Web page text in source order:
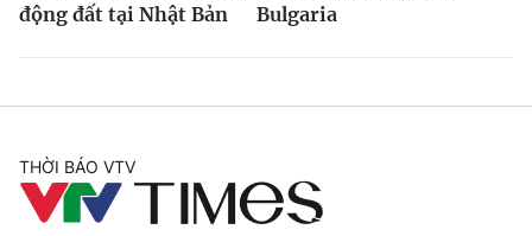
động đất tại Nhật Bản
Bulgaria
THỜI BÁO VTV